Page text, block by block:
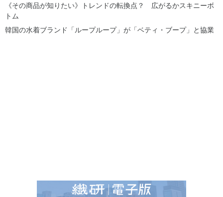
《その商品が知りたい》トレンドの転換点？ 広がるかスキニーボ
トム
韓国の水着ブランド「ループループ」が「ベティ・ブープ」と協業